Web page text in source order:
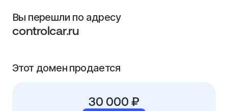
Вы перешли по адресу
controlcar.ru
Этот домен продается
30 000 ₽